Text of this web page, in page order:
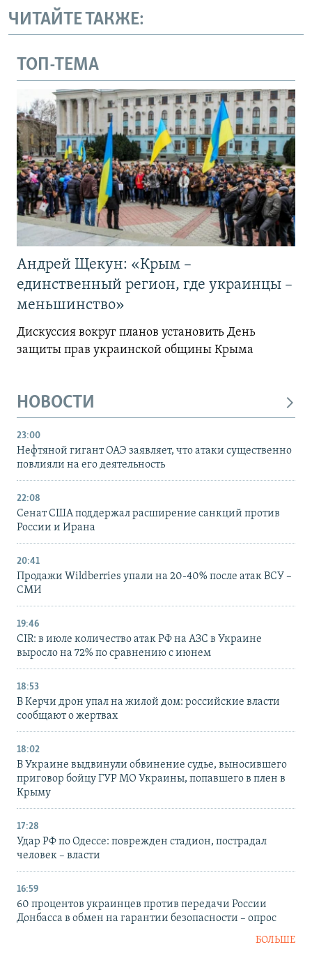
ЧИТАЙТЕ ТАКЖЕ:
ТОП-ТЕМА
Андрей Щекун: «Крым –
единственный регион, где украинцы –
меньшинство»
Дискуссия вокруг планов установить День
защиты прав украинской общины Крыма
НОВОСТИ
23:00
Нефтяной гигант ОАЭ заявляет, что атаки существенно
повлияли на его деятельность
22:08
Сенат США поддержал расширение санкций против
России и Ирана
20:41
Продажи Wildberries упали на 20-40% после атак ВСУ –
СМИ
19:46
CIR: в июле количество атак РФ на АЗС в Украине
выросло на 72% по сравнению с июнем
18:53
В Керчи дрон упал на жилой дом: российские власти
сообщают о жертвах
18:02
В Украине выдвинули обвинение судье, выносившего
приговор бойцу ГУР МО Украины, попавшего в плен в
Крыму
17:28
Удар РФ по Одессе: поврежден стадион, пострадал
человек – власти
16:59
60 процентов украинцев против передачи России
Донбасса в обмен на гарантии безопасности – опрос
БОЛЬШЕ